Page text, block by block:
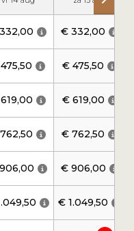
€ 332,00
€ 475,50
€ 619,00
€ 762,50
€ 906,00
€ 1.049,50